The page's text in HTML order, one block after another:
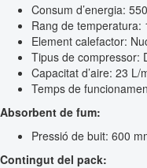
Consum d’energia:
Rang de temperatura:
Element calefactor:
Tipus de compressor:
Capacitat d’aire: 23 L/
Temps de
Absorbent de fum:
Pressió de buit: 600
Contingut del pack: